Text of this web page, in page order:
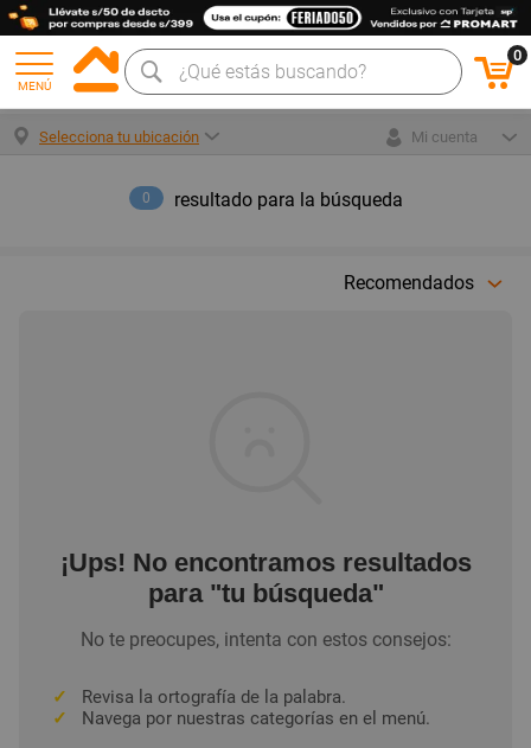
MENÚ
0
Selecciona tu ubicación Mi cuenta
0 resultado para la búsqueda
Recomendados
¡Ups! No encontramos resultados
para "tu búsqueda"
No te preocupes, intenta con estos consejos:
✓
Revisa la ortografía de la palabra.
✓
Navega por nuestras categorías en el menú.